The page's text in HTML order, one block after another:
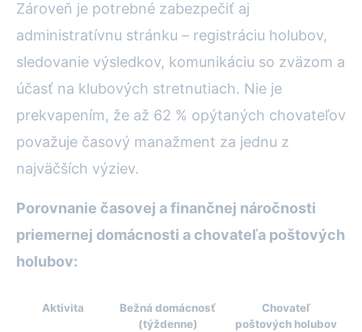
Zároveň je potrebné zabezpečiť aj
administratívnu stránku – registráciu holubov,
sledovanie výsledkov, komunikáciu so zväzom a
účasť na klubových stretnutiach. Nie je
prekvapením, že až 62 % opýtaných chovateľov
považuje časový manažment za jednu z
najväčších výziev.
Porovnanie časovej a finančnej náročnosti
priemernej domácnosti a chovateľa poštových
holubov:
Aktivita
Bežná domácnosť
(týždenne)
Chovateľ
poštových holubov